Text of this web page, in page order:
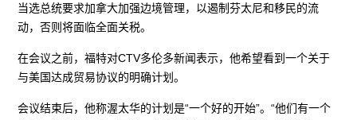
当选总统要求加拿大加强边境管理，以遏制芬太尼和移民的流
动，否则将面临全面关税。
在会议之前，福特对CTV多伦多新闻表示，他希望看到一个关于
与美国达成贸易协议的明确计划。
会议结束后，他称渥太华的计划是“一个好的开始”。“他们有一个